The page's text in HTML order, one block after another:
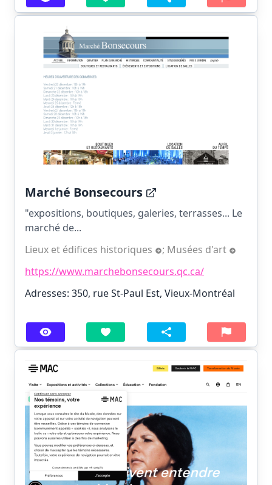
Marché Bonsecours
"expositions, boutiques, galeries, terrasses... Le
marché de...
Lieux et édifices historiques
; Musées d'art
https://www.marchebonsecours.qc.ca/
Adresses: 350, rue St-Paul Est, Vieux-Montréal